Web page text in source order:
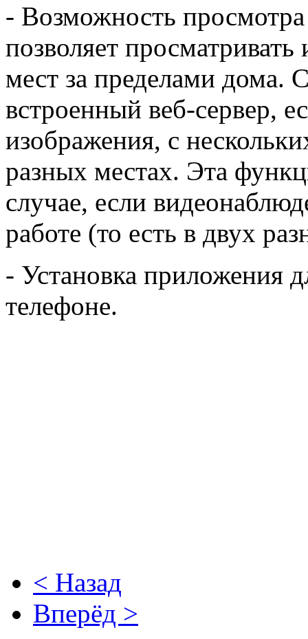
- Возможность просмотра
позволяет
мест за пределами дома.
встроенный веб-сервер,
изображения, с
разных местах. Эта
случае, если
работе (то есть в двух
- Установка приложения
телефоне.
< Назад
Вперёд >